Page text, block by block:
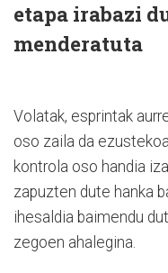
etapa irabazi
menderatuta
Volatak, esprintak
oso zaila da
kontrola oso handia
zapuzten dute hanka
ihesaldia baimendu
zegoen ahalegina.